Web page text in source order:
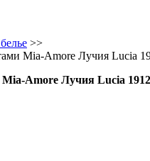
>>
Mia-Amore Лучия Lucia
Amore Лучия Lucia 1912